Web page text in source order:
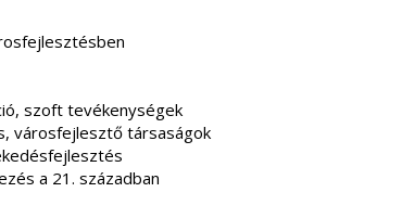
szoft tevékenységek
városfejlesztő társaságok
a 21. században